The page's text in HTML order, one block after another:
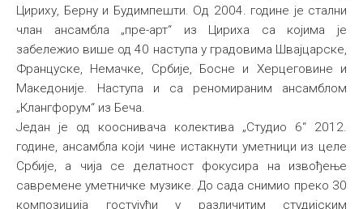
Цириху, Берну и Будимпешти. Од 2004. године је стални
члан ансамбла „пре-арт“ из Цириха са којима је
забележио више од 40 наступа у градовима Швајцарске,
Француске, Немачке, Србије, Босне и Херцеговине и
Македоније. Наступа и са реномираним ансамблом
„Клангфорум“ из Беча.
Један је од кооснивача колектива „Студио 6“ 2012.
године, ансамбла који чине истакнути уметници из целе
Србије, а чија се делатност фокусира на извођење
савремене уметничке музике. До сада снимио преко 30
композиција гостујући у различитим студијским